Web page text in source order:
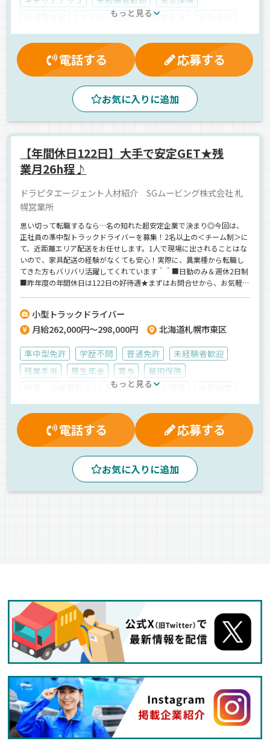
マイカー通勤可 残業手当
大型連休
健康保険
制服・作業着貸与
社員登用制度
引っ越手当
雇用保険
入社祝金
厚生年金 資格取得制度
有給休暇
朝 夕方 昼 拠点多数
タンクローリー 正社員
もっと見る
電話する 応募する
お気に入りに追加
【年間休日122日】大手で安定GET★残
業月26h程♪
ドラピタエージェント人材紹介 SGムービング株式会社 札
幌営業所
思い切って転職するなら…名の知れた超安定企業で決まり◎今回は、
正社員の準中型トラックドライバーを募集！2名以上の＜チーム制＞に
て、近距離エリア配送をお任せします。1人で現場に出されることはな
いので、家具配送の経験がなくても安心！実際に、異業種から転職し
てきた方もバリバリ活躍してくれています＾＾■日勤のみ＆週休2日制
■昨年度の年間休日は122日の好待遇★まずはお問合せから、お気軽に
小型トラックドライバー
月給262,000円～298,000円
北海道札幌市東区
準中型免許 学歴不問 普通免許
未経験者歓迎
残業手当
厚生年金 賞与
雇用保険
有給休暇 労災保険
退職金制度
交通費支給 昇給
健康保険
マイカー通勤可
朝 夕方
地場
ドライブレコーダー パワーゲート
ETC搭載
その他 家具 アルミバン 箱車
もっと見る
電話する 応募する
お気に入りに追加